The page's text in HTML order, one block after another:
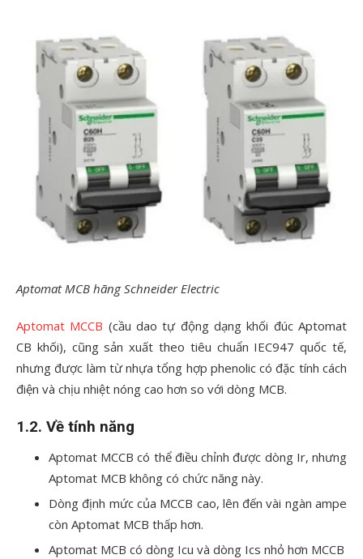
Aptomat MCB hãng Schneider Electric
Aptomat MCCB (cầu dao tự động dạng khối đúc Aptomat
CB khối), cũng sản xuất theo tiêu chuẩn IEC947 quốc tế,
nhưng được làm từ nhựa tổng hợp phenolic có đặc tính cách
điện và chịu nhiệt nóng cao hơn so với dòng MCB.
1.2. Về tính năng
Aptomat MCCB có thể điều chỉnh được dòng Ir, nhưng
Aptomat MCB không có chức năng này.
Dòng định mức của MCCB cao, lên đến vài ngàn ampe
còn Aptomat MCB thấp hơn.
Aptomat MCB có dòng Icu và dòng Ics nhỏ hơn MCCB